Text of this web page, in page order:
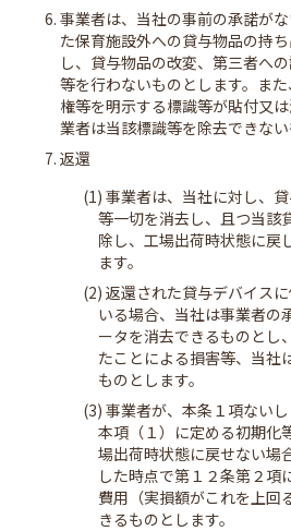
6. 事業者は、当社の事前の承諾が
た保育施設外への貸与物品の持
し、貸与物品の改変、第三者へ
等を行わないものとします。ま
権等を明示する標識等が貼付又
業者は当該標識等を除去できない
7. 返還
(1) 事業者は、当社に対し、
等一切を消去し、且つ当該
除し、工場出荷時状態に戻
ます。
(2) 返還された貸与デバイス
いる場合、当社は事業者の
ータを消去できるものとし
たことによる損害等、当社
ものとします。
(3) 事業者が、本条１項ない
本項（１）に定める初期化
場出荷時状態に戻せない場
した時点で第１２条第２項
費用（実損額がこれを上回
きるものとします。